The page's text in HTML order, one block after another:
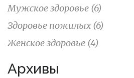
Мужское здоровье (6)
Здоровье пожилых (6)
Женское здоровье (4)
Архивы